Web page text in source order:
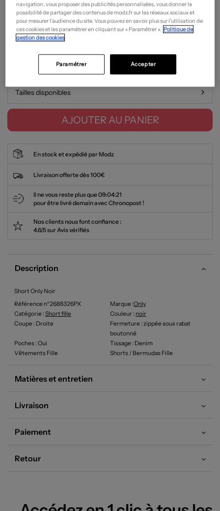
ONLY
Short - Tissage denim- Outlet
7,50€
Guide des tailles
Tailles disponibles
AJOUTER AU PANIER
En stock et expédié par Modz
Livraison offerte dès 100€
Il ne vous reste plus que09:04:20
pour être livré demain avec Chronopost !
Nos clients nous font confiance :
4.6/5 sur Avis vérifiés
Description
Short Only Noir
Référence n°2688326PX
Marque :Only
Catégorie : Short fille Couleur : noir
Coupe : Droite Fermeture : zippée sous rabat
boutonné
Poches : Oui Tissage : Denim
Vêtements Fille
Shorts / Bermudas Fille
Matières et entretien
Livraison
Paiement
Retour
navigation, vous proposer des publicités personnalisées, vous donner la
possibilité de partager des contenus de modz.fr sur les réseaux sociaux et
pour mesurer l’audience du site. Vous pouvez en savoir plus sur l’utilisation de
ces cookies et les paramétrer en cliquant sur « Paramétrer ». Politique de
gestion des cookies
Accepter
Paramétrer